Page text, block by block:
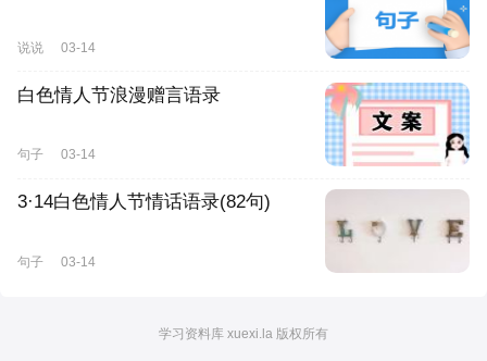
说说 03-14
白色情人节浪漫赠言语录
句子 03-14
3·14白色情人节情话语录(82句)
句子 03-14
学习资料库 xuexi.la 版权所有